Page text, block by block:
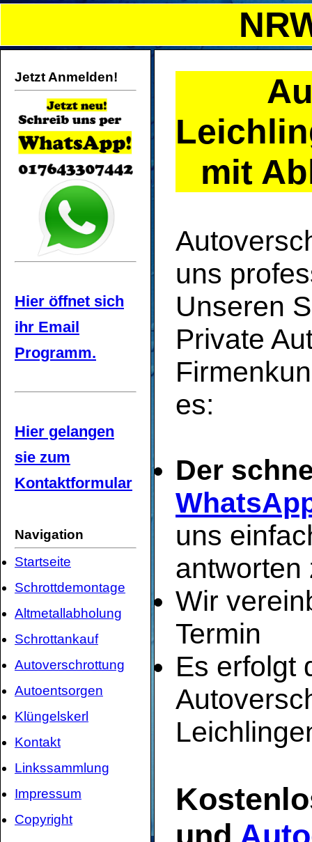
Jetzt Anmelden!
Hier öffnet sich
ihr Email
Programm.
Hier gelangen
sie zum
Kontaktformular
Navigation
Startseite
Schrottdemontage
Altmetallabholung
Schrottankauf
Autoverschrottung
Autoentsorgen
Klüngelskerl
Kontakt
Linkssammlung
Impressum
Copyright
mit
uns
Unseren
Private
es:
Der
uns
antworten
Wir
Termin
Es erfolgt